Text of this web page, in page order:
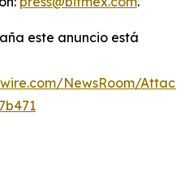
este anuncio está
NewsRoom/